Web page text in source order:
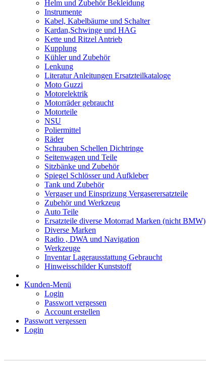
Helm und Zubehör Bekleidung
Instrumente
Kabel, Kabelbäume und Schalter
Kardan,Schwinge und HAG
Kette und Ritzel Antrieb
Kupplung
Kühler und Zubehör
Lenkung
Literatur Anleitungen Ersatzteilkataloge
Moto Guzzi
Motorelektrik
Motorräder gebraucht
Motorteile
NSU
Poliermittel
Räder
Schrauben Schellen Dichtringe
Seitenwagen und Teile
Sitzbänke und Zubehör
Spiegel Schlösser und Aufkleber
Tank und Zubehör
Vergaser und Einsprizung Vergaserersatzteile
Zubehör und Werkzeug
Auto Teile
Ersatzteile diverse Motorrad Marken (nicht BMW)
Diverse Marken
Radio , DWA und Navigation
Werkzeuge
Inventar Lagerausstattung Gebraucht
Hinweisschilder Kunststoff
Kunden-Menü
Login
Passwort vergessen
Account erstellen
Passwort vergessen
Login